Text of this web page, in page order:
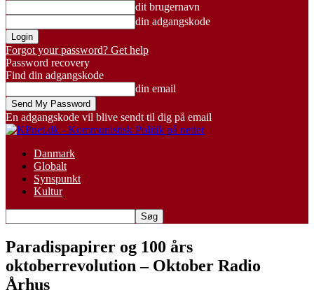
dit brugernavn
din adgangskode
Forgot your password? Get help
Password recovery
Find din adgangskode
din email
En adgangskode vil blive sendt til dig på email
Danmark
Globalt
Synspunkt
Kultur
Paradispapirer og 100 års
oktoberrevolution – Oktober Radio
Århus